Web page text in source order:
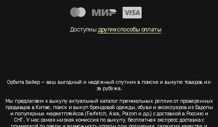
Доступны другие способы оплаты
Орбита Байер — ваш выгодный и надёжный спутник в поиске и выкупе товаров из-
за рубежа.
Мы предлагаем к выкупу актуальный каталог премиальных реплик от проверенных
продавцов в Китае, поиск и выкуп брендовой одежды, обуви и аксессуаров из Европы
и популярных маркетплейсов (Farfetch, Asos, Poizon и др.) с доставкой в Россию и
СНГ. У нас самая низкая комиссия по выкупу, бесплатная экспресс доставка с